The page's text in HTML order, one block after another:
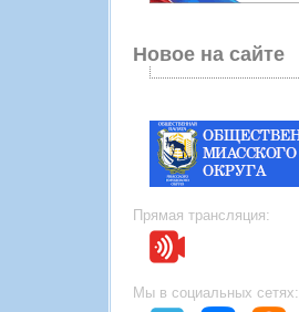
Новое на сайте
Прямая трансляция:
Мы в социальных сетях: